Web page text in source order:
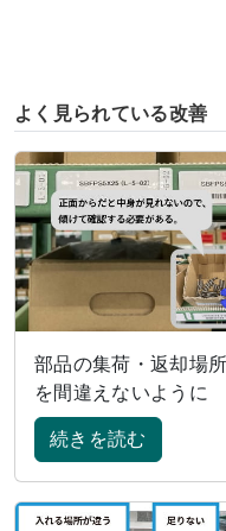
よく見られている改善
部品の集荷・返却場所
を間違えないように
続きを読む